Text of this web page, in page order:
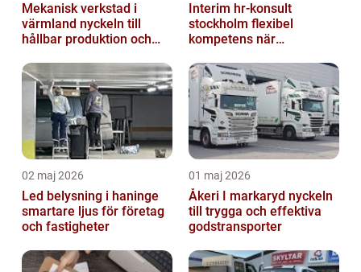
Mekanisk verkstad i
värmland nyckeln till
hållbar produktion och
Interim hr-konsult
stockholm flexibel
kompetens när
stöd
02 maj 2026
Led belysning i haninge
smartare ljus för företag
och fastigheter
01 maj 2026
Åkeri I markaryd nyckeln
till trygga och effektiva
godstransporter